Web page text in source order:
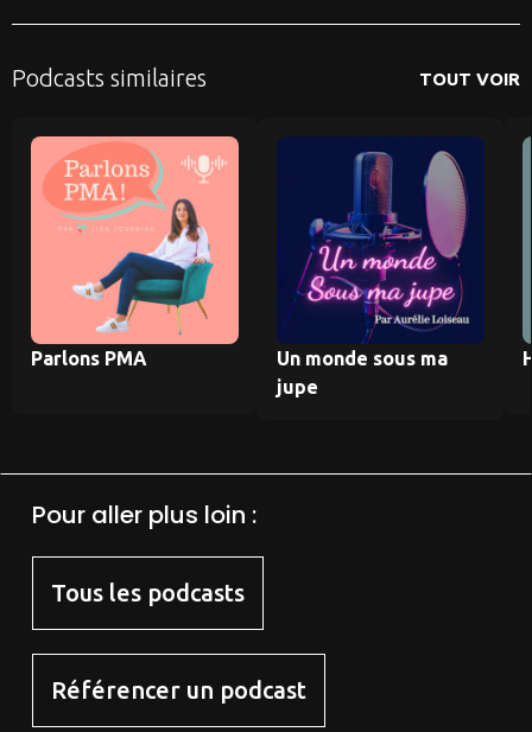
Podcasts similaires TOUT VOIR
Parlons PMA
Un monde sous ma
jupe
Pour aller plus loin :
Tous les podcasts
Référencer un podcast